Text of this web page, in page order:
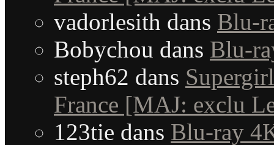
vadorlesith dans Blu-
Bobychou dans Blu-
steph62 dans
France [MAJ: exclu
123tie dans Blu-ray